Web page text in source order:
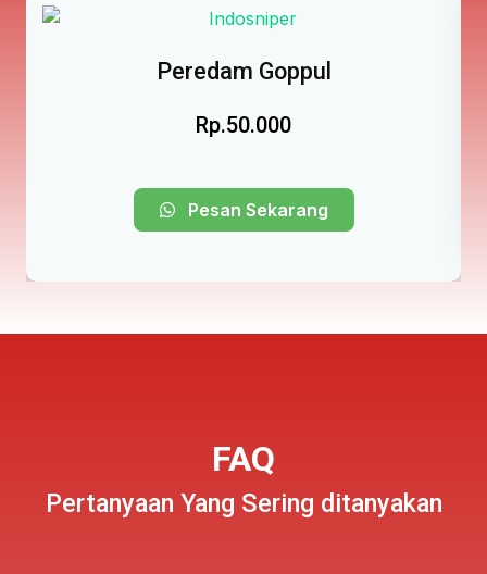
Peredam Goppul
Rp.50.000
Pesan Sekarang
FAQ
Pertanyaan Yang Sering ditanyakan